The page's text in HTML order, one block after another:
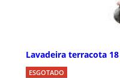
Lavadeira terracota
ESGOTADO